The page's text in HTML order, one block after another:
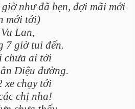
như đã hẹn, đợi mãi mới
mới tới)
Lan,
7 giờ tui đến.
chưa ai tới
Diệu đường.
chạy tới
chị nha!